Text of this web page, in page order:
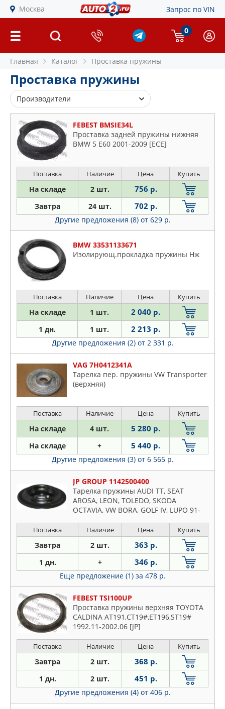
Москва Запрос по VIN
0
Главная Каталог Проставка пружины
Проставка пружины
Производители
BIRTH
BMW
FEBEST
FEBI
FIXAR
FORD
HONDA
HYUNDAI-KIA
JAPANPARTS
JAPKO
JIKIU
JP GROUP
KIA
LEMFORDER
LYNXAUTO
MALO
MAZDA
MERCEDES
METALCAUCHO
MEYLE
MILES
NISSAN
NTY
OPEL
OPTIMAL
OSSCA
PATRON
PEUGEOT
QUATTRO FRENI
RENAULT
SASIC
SAT
TATSUMI
TOYOTA
VAG
VIKA
VOLVO
ZEKKERT
ZENTPARTS
FEBEST BMSIE34L
Проставка задней пружины нижняя
BMW 5 E60 2001-2009 [ECE]
Поставка Наличие Цена Купить
На складе 2 шт. 756 р.
Завтра 24 шт. 702 р.
Другие предложения (8) от 629 р.
BMW 33531133671
Изолирующ.прокладка пружины Нж
Поставка Наличие Цена Купить
На складе 1 шт. 2 040 р.
1 дн. 1 шт. 2 213 р.
Другие предложения (2) от 2 331 р.
VAG 7H0412341A
Тарелка пер. пружины VW Transporter
(верхняя)
Поставка Наличие Цена Купить
На складе 4 шт. 5 280 р.
На складе + 5 440 р.
Другие предложения (3) от 6 565 р.
JP GROUP 1142500400
Тарелка пружины AUDI TT, SEAT
AROSA, LEON, TOLEDO, SKODA
OCTAVIA, VW BORA, GOLF IV, LUPO 91-
Поставка Наличие Цена Купить
Завтра 2 шт. 363 р.
1 дн. + 346 р.
Еще предложение (1) за 478 р.
FEBEST TSI100UP
Проставка пружины верхняя TOYOTA
CALDINA AT191,CT19#,ET196,ST19#
1992.11-2002.06 [JP]
Поставка Наличие Цена Купить
Завтра 2 шт. 368 р.
1 дн. 2 шт. 451 р.
Другие предложения (4) от 406 р.